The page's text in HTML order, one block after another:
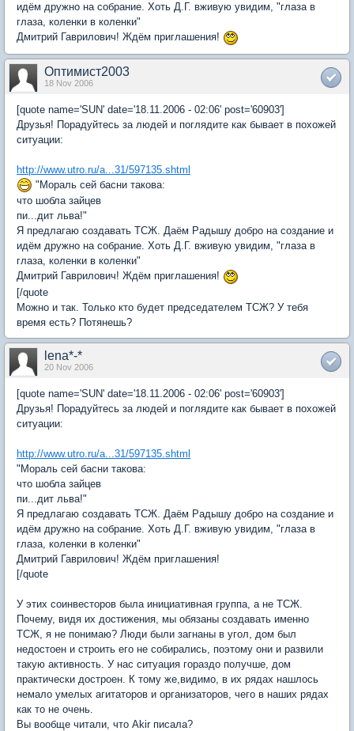
идём дружно на собрание. Хоть Д.Г. вживую увидим, "глаза в
глаза, коленки в коленки"
Дмитрий Гаврилович! Ждём приглашения!
Оптимист2003
18 Nov 2006
[quote name='SUN' date='18.11.2006 - 02:06' post='60903']
Друзья! Порадуйтесь за людей и поглядите как бывает в похожей
ситуации:
http://www.utro.ru/a...31/597135.shtml
"Мораль сей басни такова:
что шобла зайцев
пи...дит льва!"
Я предлагаю создавать ТСЖ. Даём Радышу добро на создание и
идём дружно на собрание. Хоть Д.Г. вживую увидим, "глаза в
глаза, коленки в коленки"
Дмитрий Гаврилович! Ждём приглашения!
[/quote
Можно и так. Только кто будет председателем ТСЖ? У тебя
время есть? Потянешь?
lena*-*
20 Nov 2006
[quote name='SUN' date='18.11.2006 - 02:06' post='60903']
Друзья! Порадуйтесь за людей и поглядите как бывает в похожей
ситуации:
http://www.utro.ru/a...31/597135.shtml
"Мораль сей басни такова:
что шобла зайцев
пи...дит льва!"
Я предлагаю создавать ТСЖ. Даём Радышу добро на создание и
идём дружно на собрание. Хоть Д.Г. вживую увидим, "глаза в
глаза, коленки в коленки"
Дмитрий Гаврилович! Ждём приглашения!
[/quote
У этих соинвесторов была инициативная группа, а не ТСЖ.
Почему, видя их достижения, мы обязаны создавать именно
ТСЖ, я не понимаю? Люди были загнаны в угол, дом был
недостоен и строить его не собирались, поэтому они и развили
такую активность. У нас ситуация гораздо получше, дом
практически достроен. К тому же,видимо, в их рядах нашлось
немало умелых агитаторов и организаторов, чего в наших рядах
как то не очень.
Вы вообще читали, что Akir писала?